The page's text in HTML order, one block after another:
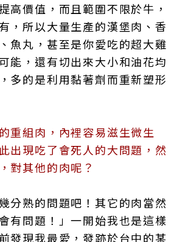
高價值，而且範圍不限於牛，
，所以大量生產的漢堡肉、香
魚丸，甚至是你愛吃的超大雞
能，還有切出來大小和油花均
多的是利用黏著劑而重新塑形
重組肉，內裡容易滋生微生
出現吃了會死人的大問題，然
對其他的肉呢？
分熟的問題吧！其它的肉當然
有問題！」一開始我也是這樣
發現我最愛，發跡於台中的某